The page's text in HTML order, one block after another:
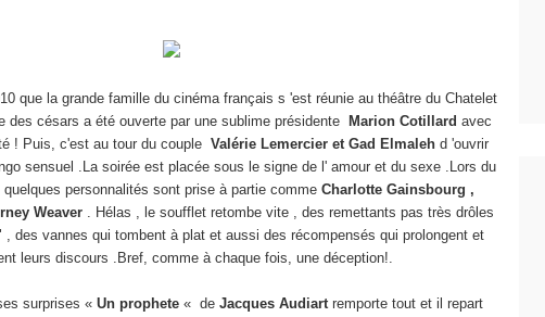
que la grande famille du cinéma français s 'est réunie au théâtre du Chatelet
des césars a été ouverte par une sublime présidente
Marion Cotillard avec
! Puis, c'est au tour du couple Valérie Lemercier et Gad Elmalehd 'ouvrir
sensuel .La soirée est placée sous le signe de l' amour et du sexe .Lors du
personnalités sont prise à partie comme Charlotte Gainsbourg ,
Weaver. Hélas , le soufflet retombe vite , des remettants pas très drôles
, des vannes qui tombent à plat et aussi des récompensés qui prolongent et
leurs discours .Bref, comme à chaque fois, une déception!.
surprises « Un prophete« de Jacques Audiartremporte tout et il repart